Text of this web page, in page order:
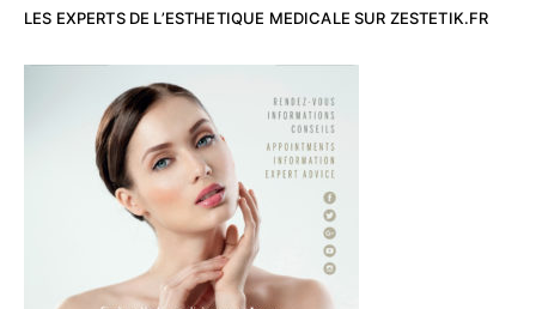
LES EXPERTS DE L’ESTHETIQUE MEDICALE SUR ZESTETIK.FR